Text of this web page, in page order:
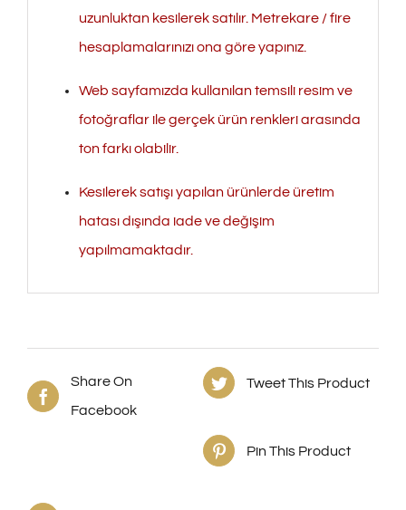
uzunluktan kesilerek satılır. Metrekare / fire
hesaplamalarınızı ona göre yapınız.
Web sayfamızda kullanılan temsili resim ve
fotoğraflar ile gerçek ürün renkleri arasında
ton farkı olabilir.
Kesilerek satışı yapılan ürünlerde üretim
hatası dışında iade ve değişim
yapılmamaktadır.
Share On
Facebook
Tweet This Product
Pin This Product